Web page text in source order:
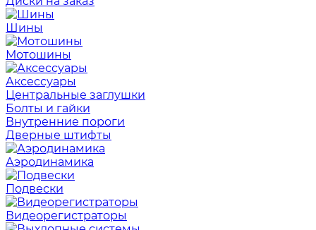
Шины
Мотошины
Аксессуары
Центральные заглушки
Болты и гайки
Внутренние пороги
Дверные штифты
Аэродинамика
Подвески
Видеорегистраторы